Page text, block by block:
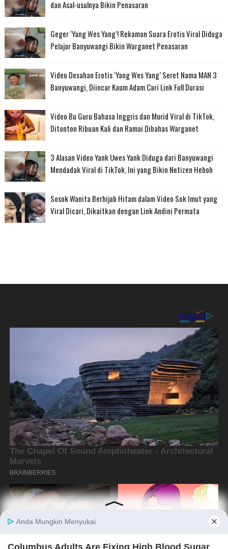
dan Asal-usulnya Bikin Penasaran
Geger ‘Yang Wes Yang’! Rekaman Suara Erotis Viral Diduga
Pelajar Banyuwangi Bikin Warganet Penasaran
Video Desahan Erotis ‘Yang Wes Yang’ Seret Nama MAN 3
Banyuwangi, Diincar Kaum Adam Cari Link Full Durasi
Video Bu Guru Bahasa Inggris dan Murid Viral di TikTok,
Ditonton Ribuan Kali dan Ramai Dibahas Warganet
3 Alasan Video Yank Uwes Yank Diduga dari Banyuwangi
Mendadak Viral di TikTok, Ini yang Bikin Netizen Heboh
Sosok Wanita Berhijab Hitam dalam Video Sok Imut yang
Viral Dicari, Dikaitkan dengan Link Andini Permata